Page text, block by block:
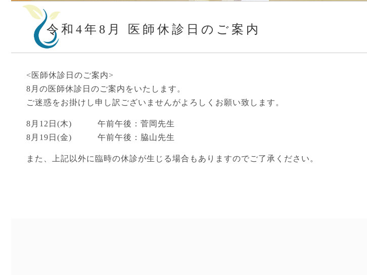
令和4年8月 医師休診日のご案内
<医師休診日のご案内>
8月の医師休診日のご案内をいたします。
ご迷惑をお掛けし申し訳ございませんがよろしくお願い致します。
8月12日(木) 午前午後：菅岡先生
8月19日(金) 午前午後：脇山先生
また、上記以外に臨時の休診が生じる場合もありますのでご了承ください。